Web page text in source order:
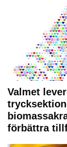
Valmet
förbättra